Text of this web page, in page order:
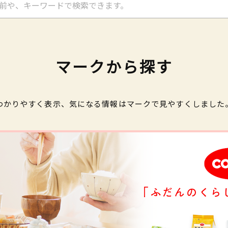
マークから探す
りやすく表示、気になる情報はマークで見やすくしまし